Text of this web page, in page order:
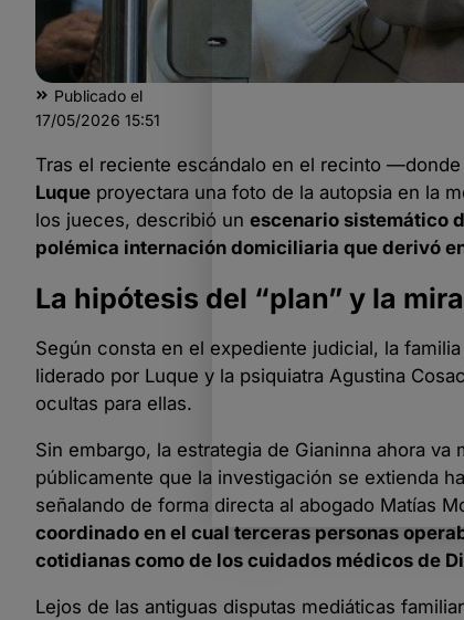
Publicado el
17/05/2026 15:51
Tras el reciente escándalo en el recinto
Luque proyectara una foto de la autopsia en la
los jueces, describió un escenario sistemático
polémica internación domiciliaria que derivó
La hipótesis del “plan” y la
Según consta en el expediente judicial, la
liderado por Luque y la psiquiatra Agustina
ocultas para ellas.
Sin embargo, la estrategia de Gianinna ahora
públicamente que la investigación se extienda
señalando de forma directa al abogado Matías
coordinado en el cual terceras personas
cotidianas como de los cuidados médicos de
Lejos de las antiguas disputas mediáticas